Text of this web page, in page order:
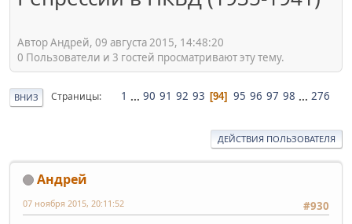
Автор Андрей, 09 августа 2015, 14:48:20
0 Пользователи и 3 гостей просматривают эту тему.
ВНИЗ Страницы 1 ... 90 91 92 93 94 95 96 97 98 ... 276
ДЕЙСТВИЯ ПОЛЬЗОВАТЕЛЯ
Андрей
#930
07 ноября 2015, 20:11:52